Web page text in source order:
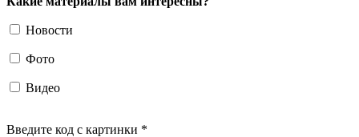
Новости
Фото
Видео
Введите код с картинки *